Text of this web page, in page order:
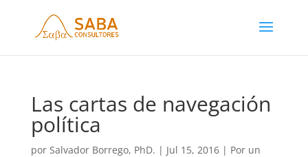
Las cartas de navegación
política
por Salvador Borrego, PhD. | Jul 15, 2016| Por un